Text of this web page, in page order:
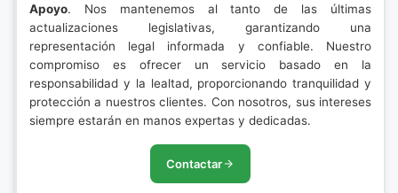
Apoyo. Nos mantenemos al tanto de las últimas
actualizaciones legislativas, garantizando una
representación legal informada y confiable. Nuestro
compromiso es ofrecer un servicio basado en la
responsabilidad y la lealtad, proporcionando tranquilidad y
protección a nuestros clientes. Con nosotros, sus intereses
siempre estarán en manos expertas y dedicadas.
Contactar